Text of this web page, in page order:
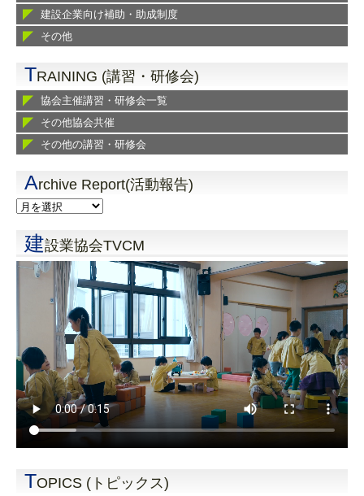
建設企業向け補助・助成制度
その他
TRAINING (講習・研修会)
協会主催講習・研修会一覧
その他協会共催
その他の講習・研修会
Archive Report(活動報告)
建設業協会TVCM
TOPICS (トピックス)